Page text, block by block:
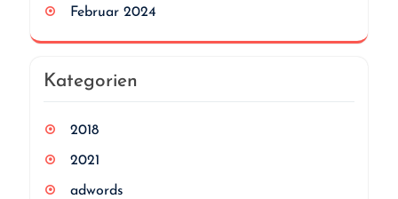
Februar 2024
Kategorien
2018
2021
adwords